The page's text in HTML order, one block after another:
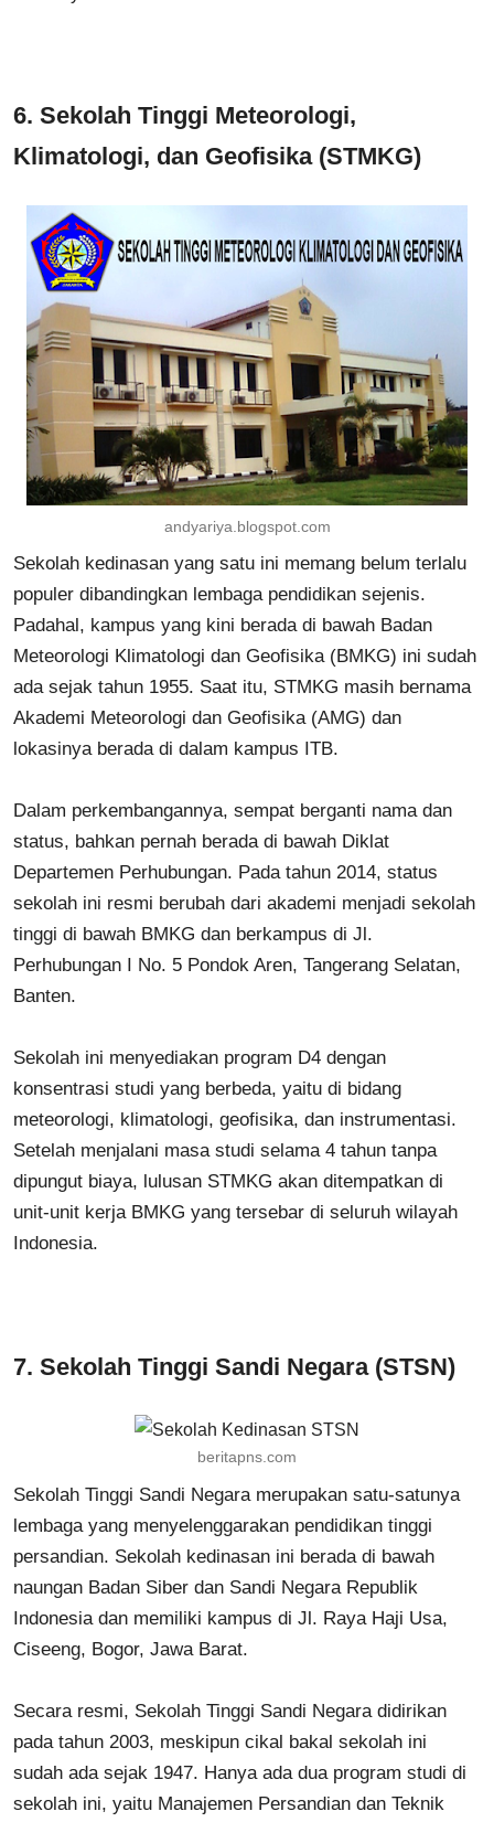
6. Sekolah Tinggi Meteorologi,
Klimatologi, dan Geofisika (STMKG)
andyariya.blogspot.com
Sekolah kedinasan yang satu ini memang belum terlalu
populer dibandingkan lembaga pendidikan sejenis.
Padahal, kampus yang kini berada di bawah Badan
Meteorologi Klimatologi dan Geofisika (BMKG) ini sudah
ada sejak tahun 1955. Saat itu, STMKG masih bernama
Akademi Meteorologi dan Geofisika (AMG) dan
lokasinya berada di dalam kampus ITB.
Dalam perkembangannya, sempat berganti nama dan
status, bahkan pernah berada di bawah Diklat
Departemen Perhubungan. Pada tahun 2014, status
sekolah ini resmi berubah dari akademi menjadi sekolah
tinggi di bawah BMKG dan berkampus di Jl.
Perhubungan I No. 5 Pondok Aren, Tangerang Selatan,
Banten.
Sekolah ini menyediakan program D4 dengan
konsentrasi studi yang berbeda, yaitu di bidang
meteorologi, klimatologi, geofisika, dan instrumentasi.
Setelah menjalani masa studi selama 4 tahun tanpa
dipungut biaya, lulusan STMKG akan ditempatkan di
unit-unit kerja BMKG yang tersebar di seluruh wilayah
Indonesia.
7. Sekolah Tinggi Sandi Negara (STSN)
beritapns.com
Sekolah Tinggi Sandi Negara merupakan satu-satunya
lembaga yang menyelenggarakan pendidikan tinggi
persandian. Sekolah kedinasan ini berada di bawah
naungan Badan Siber dan Sandi Negara Republik
Indonesia dan memiliki kampus di Jl. Raya Haji Usa,
Ciseeng, Bogor, Jawa Barat.
Secara resmi, Sekolah Tinggi Sandi Negara didirikan
pada tahun 2003, meskipun cikal bakal sekolah ini
sudah ada sejak 1947. Hanya ada dua program studi di
sekolah ini, yaitu Manajemen Persandian dan Teknik